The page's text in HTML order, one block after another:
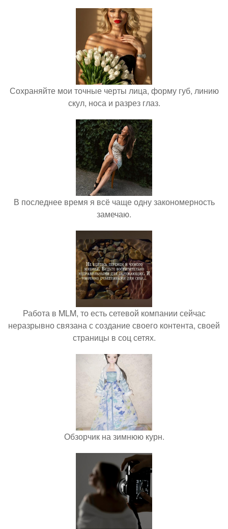
Сохраняйте мои точные черты лица, форму губ, линию
скул, носа и разрез глаз.
В последнее время я всё чаще одну закономерность
замечаю.
Работа в MLM, то есть сетевой компании сейчас
неразрывно связана с создание своего контента, своей
страницы в соц сетях.
Обзорчик на зимнюю курн.